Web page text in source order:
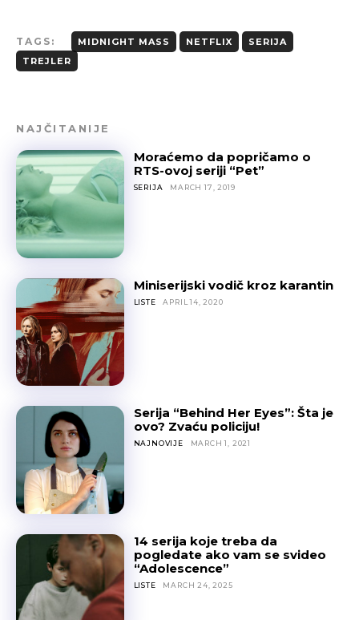
TAGS: MIDNIGHT MASS NETFLIX
SERIJA
TREJLER
NAJČITANIJE
Moraćemo da popričamo o
RTS-ovoj seriji “Pet”
SERIJA MARCH 17, 2019
Miniserijski vodič kroz karantin
LISTE APRIL 14, 2020
Serija “Behind Her Eyes”: Šta je
ovo? Zvaću policiju!
NAJNOVIJE MARCH 1, 2021
14 serija koje treba da
pogledate ako vam se svideo
“Adolescence”
LISTE MARCH 24, 2025